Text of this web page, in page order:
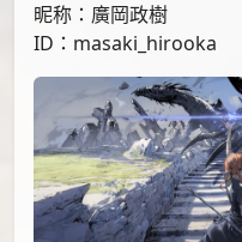
昵称：廣岡政樹
ID：masaki_hirooka